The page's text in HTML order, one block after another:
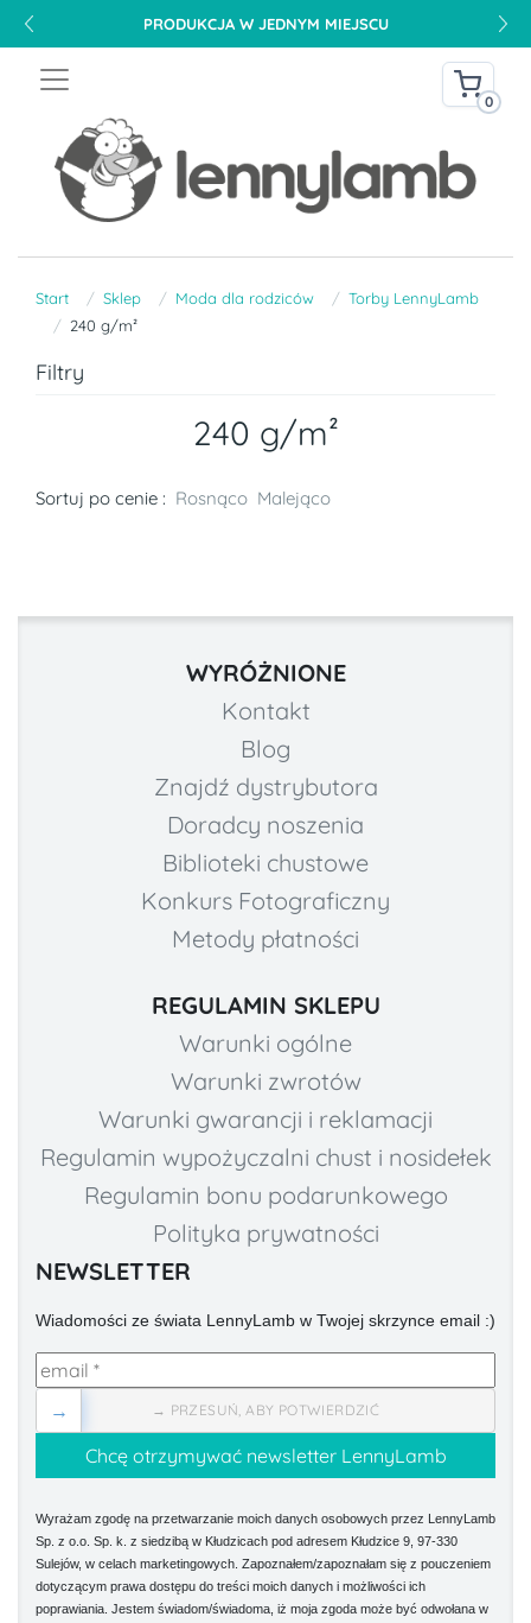
PRODUKCJA W JEDNYM MIEJSCU
0
Start Sklep Moda dla rodziców
Torby LennyLamb
240 g/m²
Filtry
240 g/m²
Sortuj po cenie : Rosnąco Malejąco
WYRÓŻNIONE
Kontakt
Blog
Znajdź dystrybutora
Doradcy noszenia
Biblioteki chustowe
Konkurs Fotograficzny
Metody płatności
REGULAMIN SKLEPU
Warunki ogólne
Warunki zwrotów
Warunki gwarancji i reklamacji
Regulamin wypożyczalni chust i nosidełek
Regulamin bonu podarunkowego
Polityka prywatności
NEWSLETTER
Wiadomości ze świata LennyLamb w Twojej skrzynce email :)
→ PRZESUŃ, ABY POTWIERDZIĆ
→
Wyrażam zgodę na przetwarzanie moich danych osobowych przez LennyLamb
Sp. z o.o. Sp. k. z siedzibą w Kłudzicach pod adresem Kłudzice 9, 97-330
Sulejów, w celach marketingowych. Zapoznałem/zapoznałam się z pouczeniem
dotyczącym prawa dostępu do treści moich danych i możliwości ich
poprawiania. Jestem świadom/świadoma, iż moja zgoda może być odwołana w